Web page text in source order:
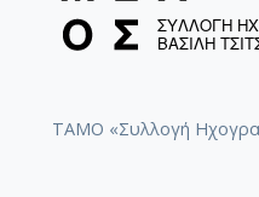
ΤΑΜΟ «Συλλογή